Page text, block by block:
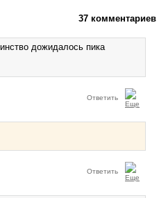
37 комментариев
дожидалось пика
Ответить
Ответить